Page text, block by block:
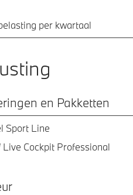
per kwartaal
en Pakketten
Sport Line
Live Cockpit Professional